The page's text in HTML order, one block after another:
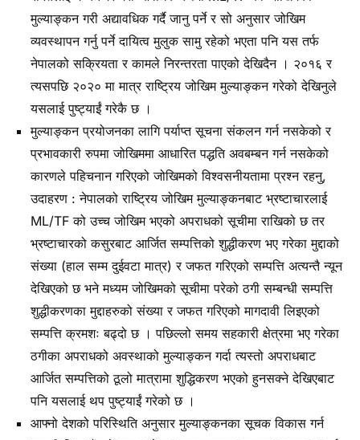
मुल्याङ्कन गरी अद्यावधिक गर्दै जानु पर्ने र सो अनुसार जोखिम
व्यवस्थापन गर्नु पर्ने दायित्व मुलुक सामु रहेको भएता पनि यस तर्फ
नेपालको सक्रियता र कामले निरन्तरता पाएको देखिदैन । २०१६ र
त्यसपछि २०२० मा मात्र राष्ट्रिय जोखिम मुल्याङ्कन गरेको देखिनुले
यसलाई पुष्ट्याईं गरेकै छ ।
मुल्याङ्कन प्रयोजनका लागि पर्याप्त सूचना संकलन गर्न नसकेको र
प्रभावकारी रुपमा जोखिममा आधारित पद्धति अवबम्बन गर्न नसकेको
कारणले पहिचनान गरिएको जोखिमको विश्वसनीयतामा प्रश्न रहनु,
उदाहरण : नेपालको राष्ट्रिय जोखिम मुल्याङ्कनबाट भ्रष्टाचारलाई
ML/TF को उच्च जोखिम भएको अपराधको सूचीमा राखिको छ तर
भ्रष्टाचारको कसुरबाट आर्जित सम्पत्तिको शुद्धीकरण भए गरेका मुद्दाको
संख्या (हाल सम्म दुईवटा मात्र) र जफत गरिएको सम्पत्ति अत्यन्तै न्यून
देखिएको छ भने मध्यम जोखिमको सूचीमा परेको ठगी सम्बन्धी सम्पत्ति
शुद्धीकरणका मुद्दाहरुको संख्या र जफत गरिएको मागदावी लिइएको
सम्पत्ति क्रमशः बढ्दो छ । पछिल्लो समय सहकारी क्षेत्रमा भए गरेका
ठगीका अपराधको अवस्थाको मुल्याङ्कन गर्दा त्यस्तो अपराधबाट
आर्जित सम्पत्तिको ठूलो मात्रामा शुद्धिकरण भएको हुनसक्ने देखिएबाट
पनि यसलाई थप पुष्ट्याईं गरेको छ ।
आफ्नो देशको परिस्थिति अनुसार मुल्याङ्कनका सूचक विकास गर्न